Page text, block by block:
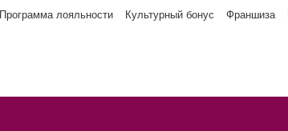
Программа лояльности Культурный бонус Франшиза